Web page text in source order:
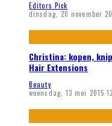
Editors Pick
dinsdag, 20 november
Christina: kopen,
Hair Extensions
Beauty
woensdag, 13 mei 2015